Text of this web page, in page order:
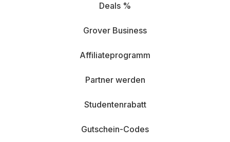
Deals %
Grover Business
Affiliateprogramm
Partner werden
Studentenrabatt
Gutschein-Codes